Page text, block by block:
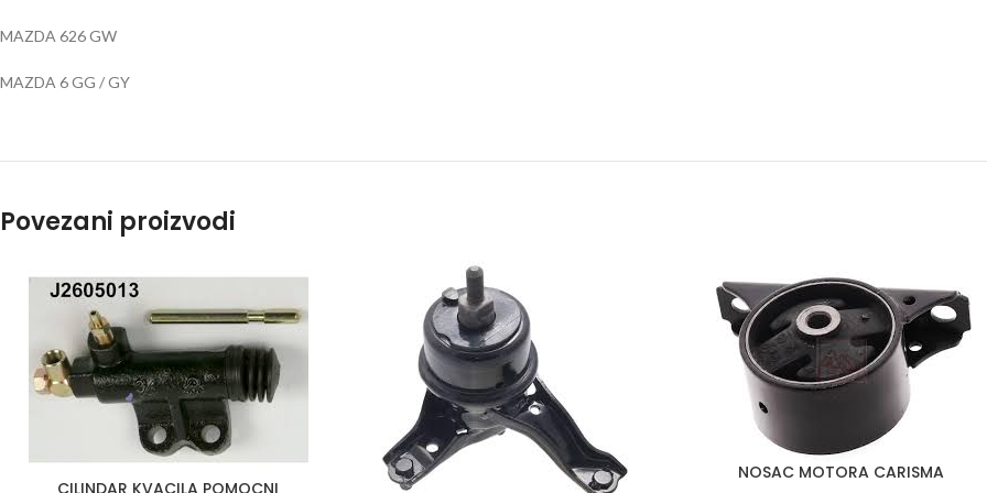
MAZDA 626 GW
MAZDA 6 GG / GY
Povezani proizvodi
DODAJ U KORPU
CILINDAR KVACILA POMOCNI
DODAJ U KORPU
NOSAC MOTORA CARISMA